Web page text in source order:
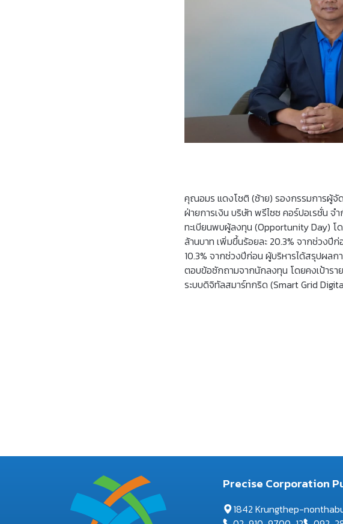
คุณอมร แดงโชติ (ซ้าย) รองกรรมการผู้
ฝ่ายการเงิน บริษัท พรีไซซ คอร์ปอเรชั่น จ
ทะเบียนพบผู้ลงทุน (Opportunity Day) โ
ล้านบาท เพิ่มขึ้นร้อยละ 20.3% จากช่วงปี
10.3% จากช่วงปีก่อน ผู้บริหารได้สรุปผล
ตอบข้อซักถามจากนักลงทุน โดยคงเป้ารา
ระบบดิจิทัลสมาร์ทกริด (Smart Grid
Precise Corporation
1842 Krungthep-